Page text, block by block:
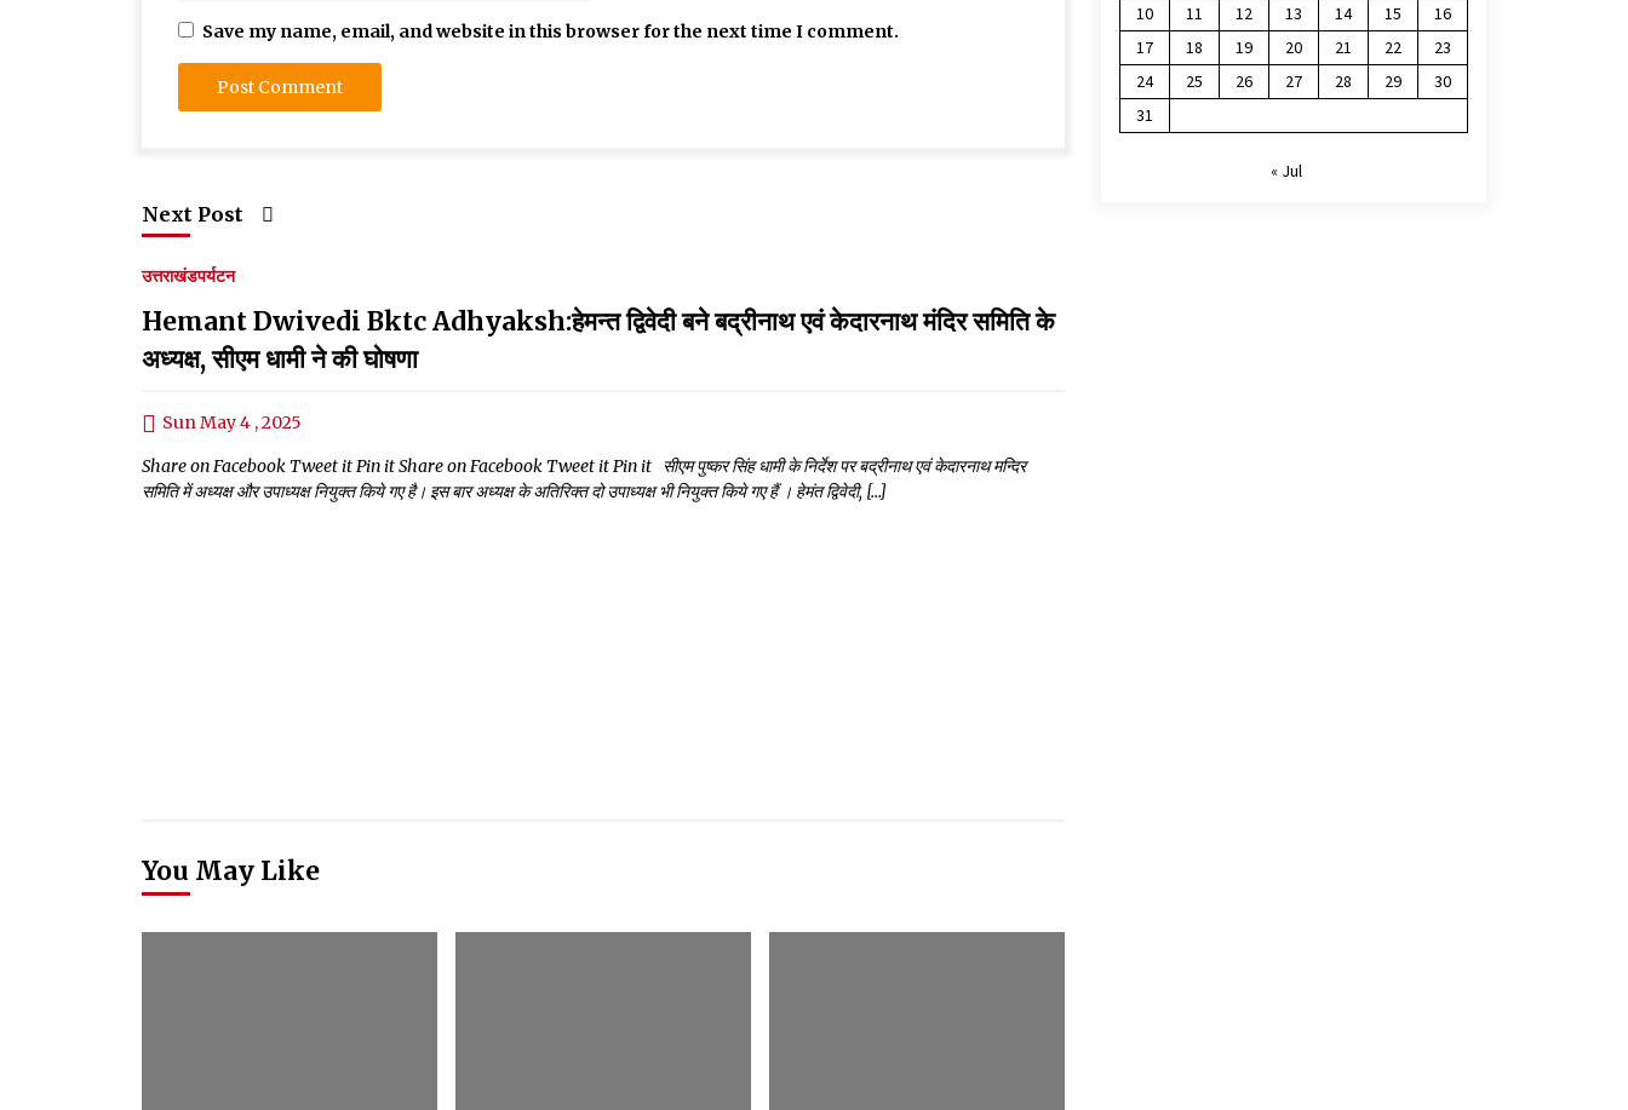
Save my name, email, and website in this browser for the next time I comment.
Next Post
उत्तराखंडपर्यटन
Hemant Dwivedi Bktc Adhyaksh:हेमन्त द्विवेदी बने बद्रीनाथ एवं केदारनाथ मंदिर समिति के
अध्यक्ष, सीएम धामी ने की घोषणा
Sun May 4 , 2025
Share on Facebook Tweet it Pin it Share on Facebook Tweet it Pin it सीएम पुष्कर सिंह धामी के निर्देश पर बद्रीनाथ एवं केदारनाथ मन्दिर
समिति में अध्यक्ष और उपाध्यक्ष नियुक्त किये गए है। इस बार अध्यक्ष के अतिरिक्त दो उपाध्यक्ष भी नियुक्त किये गए हैं । हेमंत द्विवेदी, […]
You May Like
10
11 12 13 14 15
16
17
18 19 20 21 22
23
24
25 26 27 28 29
30
31
« Jul